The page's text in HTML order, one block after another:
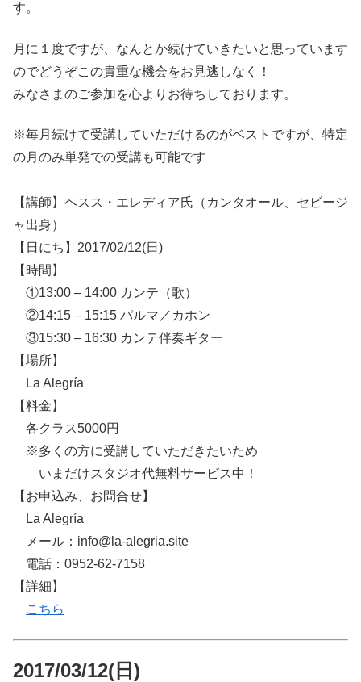
す。
月に１度ですが、なんとか続けていきたいと思っています
のでどうぞこの貴重な機会をお見逃しなく！
みなさまのご参加を心よりお待ちしております。
※毎月続けて受講していただけるのがベストですが、特定
の月のみ単発での受講も可能です
【講師】ヘスス・エレディア氏（カンタオール、セビージ
ャ出身）
【日にち】2017/02/12(日)
【時間】
①13:00 – 14:00 カンテ（歌）
②14:15 – 15:15 パルマ／カホン
③15:30 – 16:30 カンテ伴奏ギター
【場所】
La Alegría
【料金】
各クラス5000円
※多くの方に受講していただきたいため
いまだけスタジオ代無料サービス中！
【お申込み、お問合せ】
La Alegría
メール：info@la-alegria.site
電話：0952-62-7158
【詳細】
こちら
2017/03/12(日)